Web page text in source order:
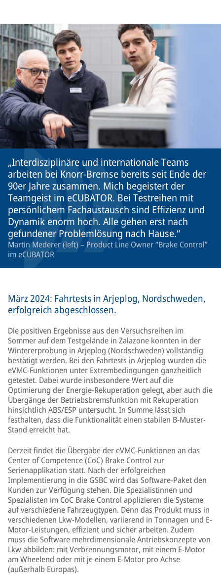
Interdisziplinäre und internationale Teams
arbeiten bei Knorr-Bremse bereits seit Ende der
90er Jahre zusammen. Mich begeistert der
Teamgeist im eCUBATOR. Bei Testreihen mit
persönlichem Fachaustausch sind Effizienz und
Dynamik enorm hoch. Alle gehen erst nach
gefundener Problemlösung nach Hause.
Martin Mederer (left) – Product Line Owner “Brake Control”
im eCUBATOR
März 2024: Fahrtests in Arjeplog, Nordschweden,
erfolgreich abgeschlossen.
Die positiven Ergebnisse aus den Versuchsreihen im
Sommer auf dem Testgelände in Zalazone konnten in der
Wintererprobung in Arjeplog (Nordschweden) vollständig
bestätigt werden. Bei den Fahrtests in Arjeplog wurden die
eVMC-Funktionen unter Extrembedingungen ganzheitlich
getestet. Dabei wurde insbesondere Wert auf die
Optimierung der Energie-Rekuperation gelegt, aber auch die
Übergänge der Betriebsbremsfunktion mit Rekuperation
hinsichtlich ABS/ESP untersucht. In Summe lässt sich
festhalten, dass die Funktionalität einen stabilen B-Muster-
Stand erreicht hat.
Derzeit findet die Übergabe der eVMC-Funktionen an das
Center of Competence (CoC) Brake Control zur
Serienapplikation statt. Nach der erfolgreichen
Implementierung in die GSBC wird das Software-Paket den
Kunden zur Verfügung stehen. Die Spezialistinnen und
Spezialisten im CoC Brake Control applizieren die Systeme
auf verschiedene Fahrzeugtypen. Denn das Produkt muss in
verschiedenen Lkw-Modellen, variierend in Tonnagen und E-
Motor-Leistungen, effizient und sicher arbeiten. Zudem
muss die Software mehrdimensionale Antriebskonzepte von
Lkw abbilden: mit Verbrennungsmotor, mit einem E-Motor
am Wheelend oder mit je einem E-Motor pro Achse
(außerhalb Europas).